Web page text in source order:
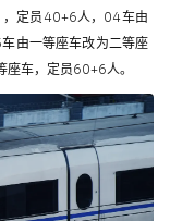
，定员40+6人，04车由
由一等座车改为二等座
车，定员60+6人。